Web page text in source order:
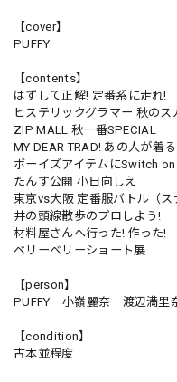
【cover】
PUFFY
【contents】
はずして正解! 定番系に走れ!
ヒステリックグラマー 秋のス
ZIP MALL 秋一番SPECIAL
MY DEAR TRAD! あの人が着
ボーイズアイテムにSwitch on
たんす公開 小日向しえ
東京vs大阪 定番服バトル（ス
井の頭線散歩のプロしよう!
材料屋さんへ行った! 作った!
ベリーベリーショート展
【person】
PUFFY 小嶺麗奈 渡辺満
【condition】
古本並程度